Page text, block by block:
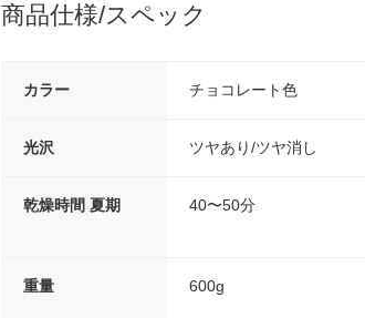
商品仕様/スペック
カラー チョコレート色
光沢 ツヤあり/ツヤ消し
乾燥時間 夏期 40〜50分
重量 600g